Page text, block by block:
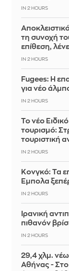
IN 2 HOURS
τη συνοχή
επίθεση,
IN 2 HOURS
Fugees: Η
για νέο
IN 2 HOURS
Το νέο
τουρισμό:
τουριστική
IN 2 HOURS
Κονγκό: Τα
Έμπολα
IN 2 HOURS
Ιρανική
πιθανόν
IN 2 HOURS
29,4 χλμ.
Αθήνας - Στο